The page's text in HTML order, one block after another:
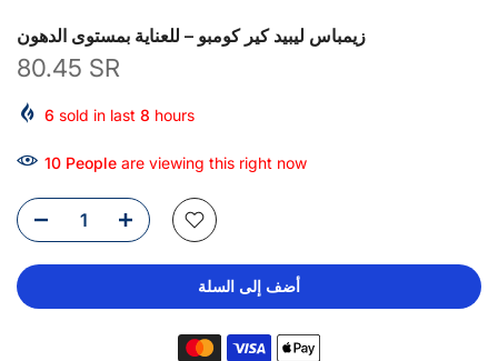
زيمباس ليبيد كير كومبو – للعناية بمستوى الدهون
80.45 SR
6 sold in last 8 hours
14 People are viewing this right now
أضف إلى السلة